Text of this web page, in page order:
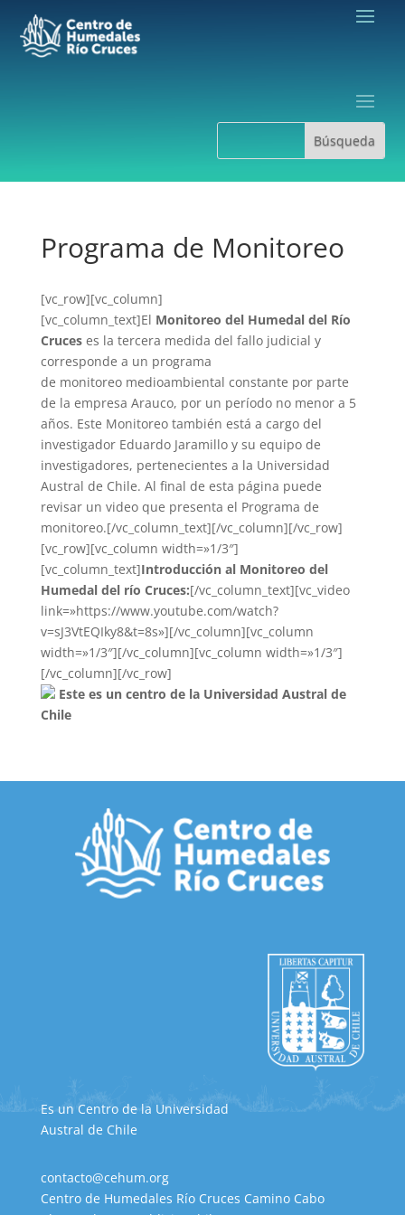
Programa de Monitoreo
[vc_row][vc_column]
[vc_column_text]El Monitoreo del Humedal del Río
Cruceses la tercera medida del fallo judicial y
corresponde a un programa
de monitoreo medioambiental constante por parte
de la empresa Arauco, por un período no menor a 5
años. Este Monitoreo también está a cargo del
investigador Eduardo Jaramillo y su equipo de
investigadores, pertenecientes a la Universidad
Austral de Chile. Al final de esta página puede
revisar un video que presenta el Programa de
monitoreo.[/vc_column_text][/vc_column][/vc_row]
[vc_row][vc_column width=»1/3″]
[vc_column_text]Introducción al Monitoreo del
Humedal del río Cruces:[/vc_column_text][vc_video
link=»https://www.youtube.com/watch?
v=sJ3VtEQIky8&t=8s»][/vc_column][vc_column
width=»1/3″][/vc_column][vc_column width=»1/3″]
[/vc_column][/vc_row]
Este es un centro de la Universidad Austral de
Chile
Es un Centro de la Universidad
Austral de Chile
contacto@cehum.org
Centro de Humedales Río Cruces Camino Cabo